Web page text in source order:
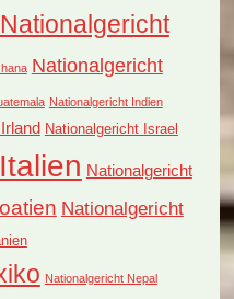
Nationalgericht
Nationalgericht
Nationalgericht Indien
Nationalgericht Israel
Nationalgericht
Nationalgericht
Nationalgericht Nepal